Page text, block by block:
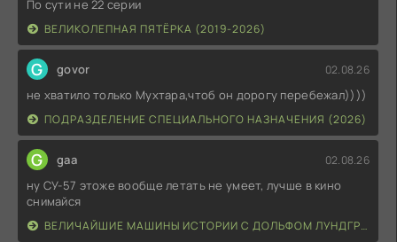
По сути не 22 серии
ВЕЛИКОЛЕПНАЯ ПЯТЁРКА (2019-2026)
G govor 02.08.26
не хватило только Мухтара,чтоб он дорогу перебежал))))
ПОДРАЗДЕЛЕНИЕ СПЕЦИАЛЬНОГО НАЗНАЧЕНИЯ (2026)
G gaa 02.08.26
ну СУ-57 этоже вообще летать не умеет, лучше в кино
снимайся
ВЕЛИЧАЙШИЕ МАШИНЫ ИСТОРИИ С ДОЛЬФОМ ЛУНДГРЕНОМ (2026)